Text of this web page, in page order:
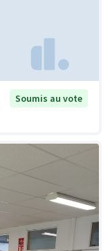
Soumis au vote